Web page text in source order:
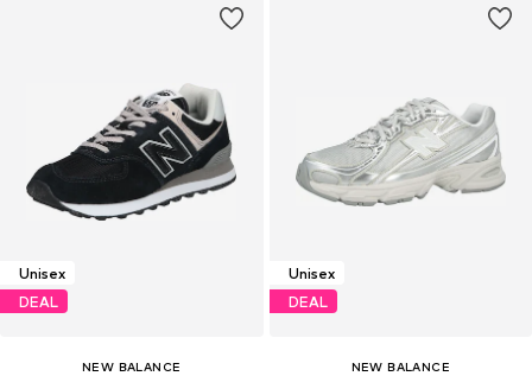
Unisex
DEAL
NEW BALANCE
Unisex
DEAL
NEW BALANCE